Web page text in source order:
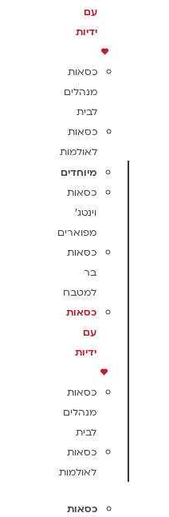
עם
ידיות
כסאות
מנהלים
לבית
כסאות
לאולמות
מיוחדים
כסאות
וינטג'
מפוארים
כסאות
בר
למטבח
כסאות
עם
ידיות
כסאות
מנהלים
לבית
כסאות
לאולמות
כסאות